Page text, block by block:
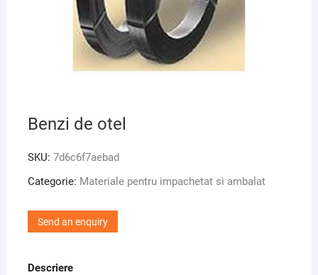
Benzi de otel
SKU: 7d6c6f7aebad
Categorie: Materiale pentru impachetat si ambalat
Send an enquiry
Descriere